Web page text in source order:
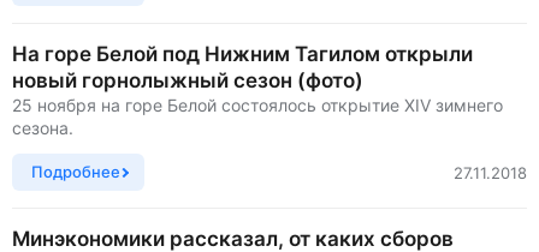
На горе Белой под Нижним Тагилом открыли
новый горнолыжный сезон (фото)
25 ноября на горе Белой состоялось открытие XIV зимнего
сезона.
Подробнее 27.11.2018
Минэкономики рассказал, от каких сборов